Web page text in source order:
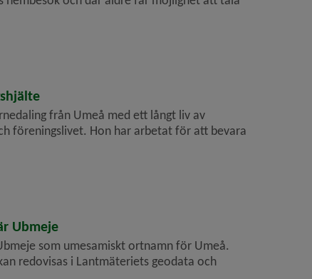
från Umeå med ett långt liv av
föreningslivet. Hon har arbetat för att bevara
Ubmeje
som umesamiskt ortnamn för Umeå.
redovisas i Lant­mäteriets geodata och